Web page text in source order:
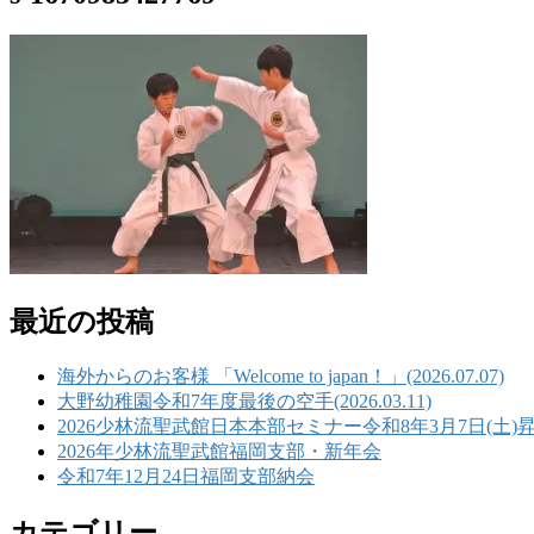
最近の投稿
海外からのお客様 「Welcome to japan！」(2026.07.07)
大野幼稚園令和7年度最後の空手(2026.03.11)
2026少林流聖武館日本本部セミナー令和8年3月7日(土)
2026年少林流聖武館福岡支部・新年会
令和7年12月24日福岡支部納会